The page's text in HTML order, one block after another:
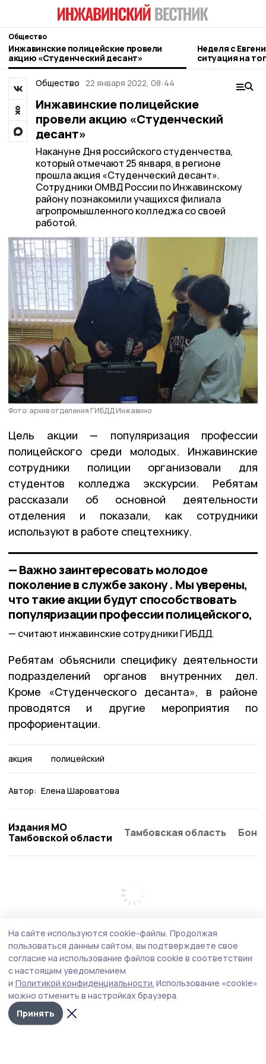
Общество
Инжавинские полицейские провели
акцию «Студенческий десант»
Неделя с
ситуация на
городе и
Общество 22 января 2022, 08:44
Инжавинские полицейские
провели акцию «Студенческий
десант»
Накануне Дня российского студенчества,
который отмечают 25 января, в регионе
прошла акция «Студенческий десант».
Сотрудники ОМВД России по Инжавинскому
району познакомили учащихся филиала
агропромышленного колледжа со своей
работой.
Фото: архив отделения ГИБДД Инжавино
Цель акции — популяризация профессии
полицейского среди молодых. Инжавинские
сотрудники полиции организовали для
студентов колледжа экскурсии. Ребятам
рассказали об основной деятельности
отделения и показали, как сотрудники
используют в работе спецтехнику.
— Важно заинтересовать молодое
поколение в службе закону . Мы уверены,
что такие акции будут способствовать
популяризации профессии полицейского,
считают инжавинские сотрудники ГИБДД.
Ребятам объяснили специфику деятельности
подразделений органов внутренних дел.
Кроме «Студенческого десанта», в районе
проводятся и другие мероприятия по
профориентации.
акция полицейский
Автор: Елена Шароватова
Издания МО
Тамбовской области
Тамбовская область
На сайте используются cookie-файлы. Продолжая
пользоваться данным сайтом, вы подтверждаете свое
согласие на использование файлов cookie в соответствии
с настоящим уведомлением
и Политикой конфиденциальности. Использование «cookie»
можно отменить в настройках браузера.
Принять